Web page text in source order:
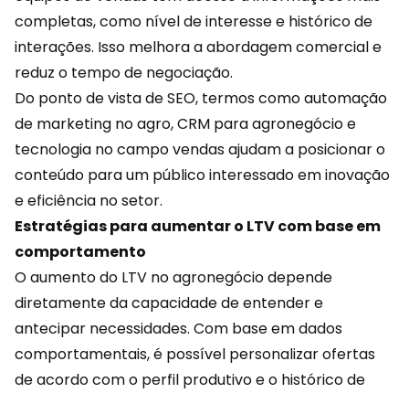
completas, como nível de interesse e histórico de
interações. Isso melhora a abordagem comercial e
reduz o tempo de negociação.
Do ponto de vista de SEO, termos como automação
de marketing no agro, CRM para agronegócio e
tecnologia no campo vendas ajudam a posicionar o
conteúdo para um público interessado em inovação
e eficiência no setor.
Estratégias para aumentar o LTV com base em
comportamento
O aumento do LTV no agronegócio depende
diretamente da capacidade de entender e
antecipar necessidades. Com base em dados
comportamentais, é possível personalizarofertas
de acordo com o perfil produtivo e o histórico de